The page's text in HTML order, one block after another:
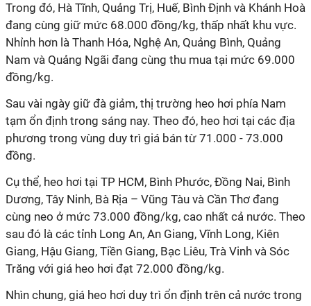
Trong đó, Hà Tĩnh, Quảng Trị, Huế, Bình Định và Khánh Hoà
đang cùng giữ mức 68.000 đồng/kg, thấp nhất khu vực.
Nhỉnh hơn là Thanh Hóa, Nghệ An, Quảng Bình, Quảng
Nam và Quảng Ngãi đang cùng thu mua tại mức 69.000
đồng/kg.
Sau vài ngày giữ đà giảm, thị trường heo hơi phía Nam
tạm ổn định trong sáng nay. Theo đó, heo hơi tại các địa
phương trong vùng duy trì giá bán từ 71.000 - 73.000
đồng.
Cụ thể, heo hơi tại TP HCM, Bình Phước, Đồng Nai, Bình
Dương, Tây Ninh, Bà Rịa – Vũng Tàu và Cần Thơ đang
cùng neo ở mức 73.000 đồng/kg, cao nhất cả nước. Theo
sau đó là các tỉnh Long An, An Giang, Vĩnh Long, Kiên
Giang, Hậu Giang, Tiền Giang, Bạc Liêu, Trà Vinh và Sóc
Trăng với giá heo hơi đạt 72.000 đồng/kg.
Nhìn chung, giá heo hơi duy trì ổn định trên cả nước trong